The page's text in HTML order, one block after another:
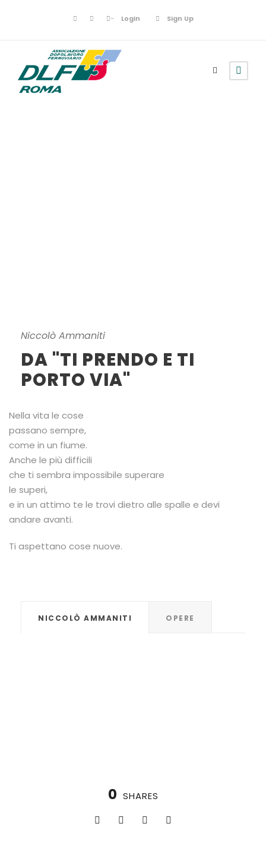
Login Sign Up
Niccolò Ammaniti
DA "TI PRENDO E TI
PORTO VIA"
Nella vita le cose
passano sempre,
come in un fiume.
Anche le più difficili
che ti sembra impossibile superare
le superi,
e in un attimo te le trovi dietro alle spalle e devi
andare avanti.
Ti aspettano cose nuove.
NICCOLÒ AMMANITI OPERE
0 SHARES